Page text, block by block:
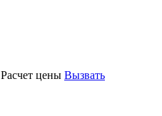
Расчет цены Вызвать